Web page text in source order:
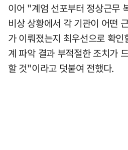
이어 "계엄 선포부터 정상근무
비상 상황에서 각 기관이 어떤
가 이뤄졌는지 최우선으로 확
계 파악 결과 부적절한 조치가
할 것"이라고 덧붙여 전했다.